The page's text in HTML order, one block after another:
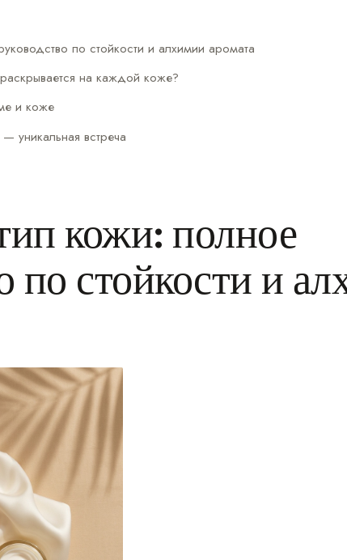
по стойкости и алхимии аромата
на каждой коже?
и коже
уникальная встреча
кожи: полное
по стойкости и